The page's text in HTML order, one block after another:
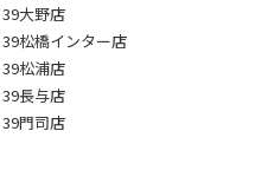
39大野店
39松橋インター店
39松浦店
39長与店
39門司店